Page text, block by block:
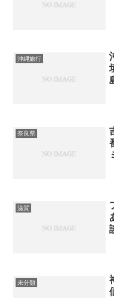
沖縄旅行
奈良県
滋賀
未分類